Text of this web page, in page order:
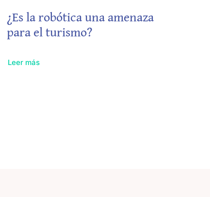
¿Es la robótica una amenaza
para el turismo?
Leer más